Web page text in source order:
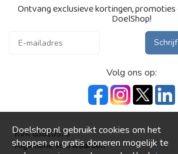
Ontvang exclusieve kortingen,
DoelShop!
Volg ons op:
KVK 63810573
Algemene voorwaarden
Doelshop.nl gebruikt cookies om het
shoppen en gratis doneren mogelijk te